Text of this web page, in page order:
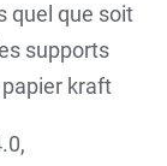
quel que soit
supports
kraft